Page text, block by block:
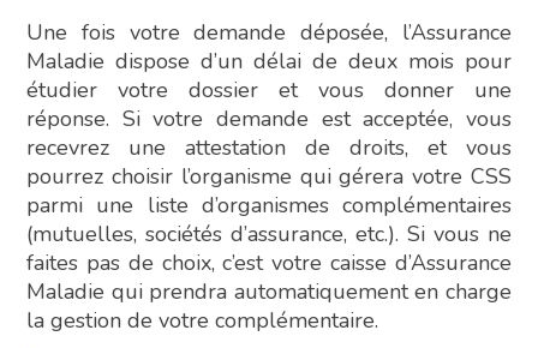
Une fois votre demande déposée, l’Assurance
Maladie dispose d’un délai de deux mois pour
étudier votre dossier et vous donner une
réponse. Si votre demande est acceptée, vous
recevrez une attestation de droits, et vous
pourrez choisir l’organisme qui gérera votre CSS
parmi une liste d’organismes complémentaires
(mutuelles, sociétés d’assurance, etc.). Si vous ne
faites pas de choix, c’est votre caisse d’Assurance
Maladie qui prendra automatiquement en charge
la gestion de votre complémentaire.